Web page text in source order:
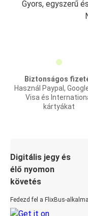
Gyors, egyszerű
Biztonságos
Használ Paypal,
Visa és
kártyákat
Digitális jegy és
élő nyomon
követés
Fedezd fel a FlixBus-